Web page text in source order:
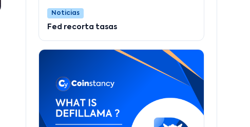
Noticias
Fed recorta tasas